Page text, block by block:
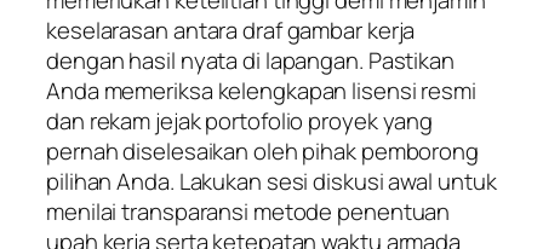
keselarasan antara draf gambar kerja
dengan hasil nyata di lapangan. Pastikan
Anda memeriksa kelengkapan lisensi resmi
dan rekam jejak portofolio proyek yang
pernah diselesaikan oleh pihak pemborong
pilihan Anda. Lakukan sesi diskusi awal untuk
menilai transparansi metode penentuan
upah kerja serta ketepatan waktu armada